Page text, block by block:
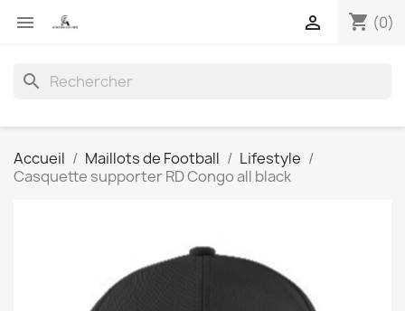
 shopping_cart (0)

search
Accueil Maillots de Football
Lifestyle
Casquette supporter RD Congo all black